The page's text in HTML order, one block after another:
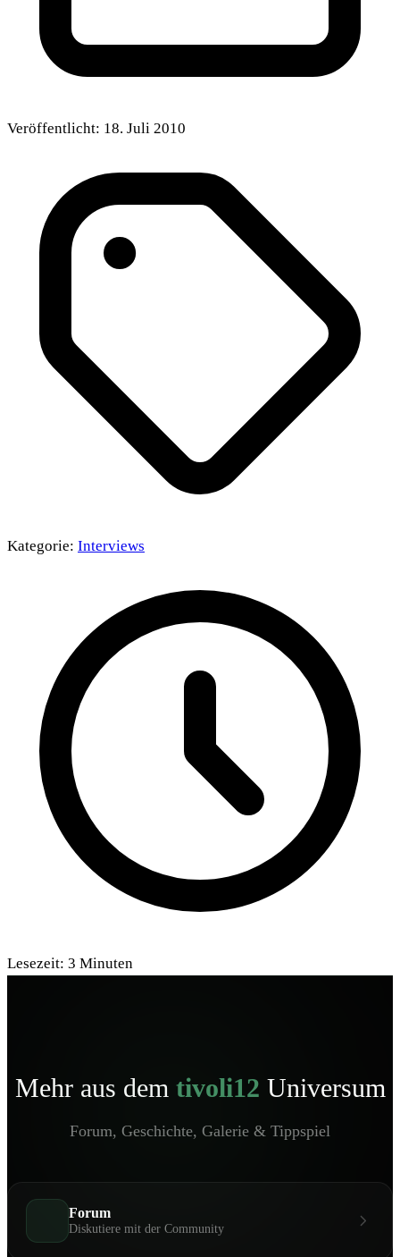
Veröffentlicht: 18. Juli 2010
Kategorie: Interviews
Lesezeit: 3 Minuten
Mehr aus dem tivoli12 Universum
Forum, Geschichte, Galerie & Tippspiel
Forum
Diskutiere mit der Community